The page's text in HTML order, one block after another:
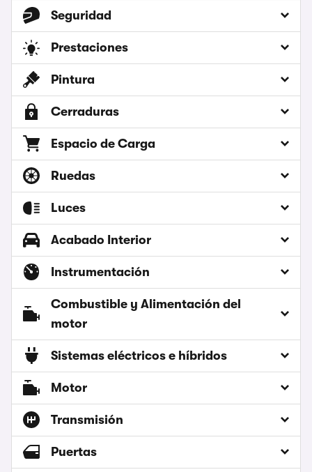
Seguridad
Prestaciones
Pintura
Cerraduras
Espacio de Carga
Ruedas
Luces
Acabado Interior
Instrumentación
Combustible y Alimentación del
motor
Sistemas eléctricos e híbridos
Motor
Transmisión
Puertas